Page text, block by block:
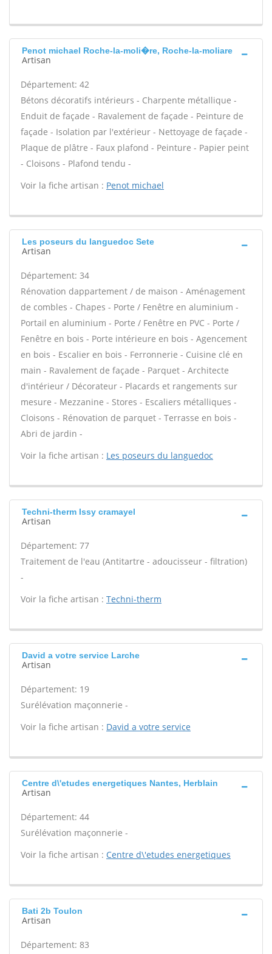
Penot michael Roche-la-moli�re, Roche-la-moliare
Artisan
Département: 42
Bétons décoratifs intérieurs - Charpente métallique -
Enduit de façade - Ravalement de façade - Peinture de
façade - Isolation par l'extérieur - Nettoyage de façade -
Plaque de plâtre - Faux plafond - Peinture - Papier peint
- Cloisons - Plafond tendu -
Voir la fiche artisan : Penot michael
Les poseurs du languedoc Sete
Artisan
Département: 34
Rénovation dappartement / de maison - Aménagement
de combles - Chapes - Porte / Fenêtre en aluminium -
Portail en aluminium - Porte / Fenêtre en PVC - Porte /
Fenêtre en bois - Porte intérieure en bois - Agencement
en bois - Escalier en bois - Ferronnerie - Cuisine clé en
main - Ravalement de façade - Parquet - Architecte
d'intérieur / Décorateur - Placards et rangements sur
mesure - Mezzanine - Stores - Escaliers métalliques -
Cloisons - Rénovation de parquet - Terrasse en bois -
Abri de jardin -
Voir la fiche artisan : Les poseurs du languedoc
Techni-therm Issy cramayel
Artisan
Département: 77
Traitement de l'eau (Antitartre - adoucisseur - filtration)
-
Voir la fiche artisan : Techni-therm
David a votre service Larche
Artisan
Département: 19
Surélévation maçonnerie -
Voir la fiche artisan : David a votre service
Centre d\'etudes energetiques Nantes, Herblain
Artisan
Département: 44
Surélévation maçonnerie -
Voir la fiche artisan : Centre d\'etudes energetiques
Bati 2b Toulon
Artisan
Département: 83